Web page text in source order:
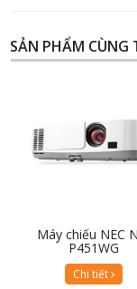
SẢN PHẨM CÙNG
Máy chiếu NEC
P451WG
Chi tiết